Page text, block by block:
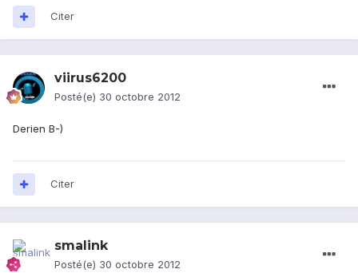
Citer
viirus6200
Posté(e) 30 octobre 2012
Derien B-)
Citer
smalink
Posté(e) 30 octobre 2012